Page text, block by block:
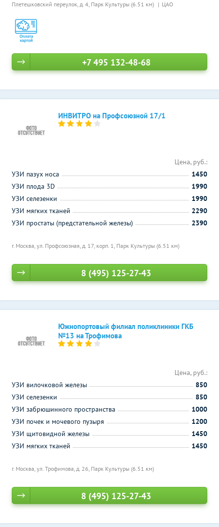
Плетешковский переулок, д. 4, Парк Культуры (6.51 км) ЦАО
+7 495 132-48-68
ИНВИТРО на Профсоюзной 17/1
г. Москва, ул. Профсоюзная, д. 17, корп. 1, Парк Культуры (6.51 км)
Цена, руб.:
УЗИ пазух носа
1450
УЗИ плода 3D
1990
УЗИ селезенки
1990
УЗИ мягких тканей
2290
УЗИ простаты (предстательной железы)
2390
8 (495) 125-27-43
Южнопортовый филиал поликлиники ГКБ
№13 на Трофимова
г. Москва, ул. Трофимова, д. 26, Парк Культуры (6.51 км)
Цена, руб.:
УЗИ вилочковой железы
850
УЗИ селезенки
850
УЗИ забрюшинного пространства
1000
УЗИ почек и мочевого пузыря
1200
УЗИ щитовидной железы
1450
УЗИ мягких тканей
1450
8 (495) 125-27-43